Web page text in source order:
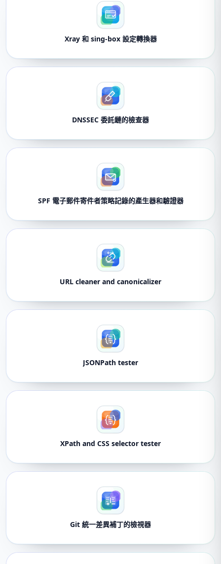
Xray 和 sing-box 設定轉換器
DNSSEC 委託鏈的檢查器
SPF 電子郵件寄件者策略記錄的產生器和驗證器
URL cleaner and canonicalizer
JSONPath tester
XPath and CSS selector tester
Git 統一差異補丁的檢視器